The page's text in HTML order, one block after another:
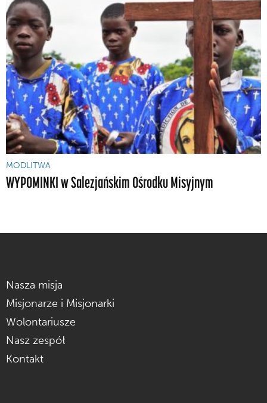
MODLITWA
WYPOMINKI w Salezjańskim Ośrodku Misyjnym
Nasza misja
Misjonarze i Misjonarki
Wolontariusze
Nasz zespół
Kontakt